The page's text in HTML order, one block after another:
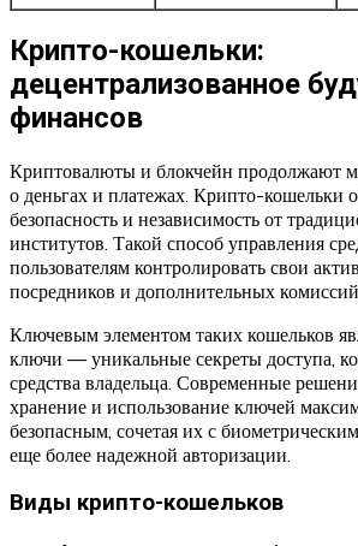
Крипто-кошельки:
децентрализованное
финансов
Криптовалюты и блокчейн продолжают
о деньгах и платежах. Крипто-кошельки
безопасность и независимость от
институтов. Такой способ управления
пользователям контролировать свои
посредников и дополнительных
Ключевым элементом таких кошельков
ключи — уникальные секреты доступа,
средства владельца. Современные
хранение и использование ключей
безопасным, сочетая их с
еще более надежной авторизации.
Виды крипто-кошельков